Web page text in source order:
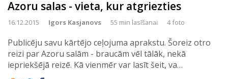
Azoru salas - vieta, kur atgriezties
16.12.2015 Igors Kasjanovs 55 min lasīšanai 4 foto
Publicēju savu kārtējo ceļojuma aprakstu. Šoreiz otro
reizi par Azoru salām - braucām vēl tālāk, nekā
iepriekšējā reizē. Kā vienmēr var lasīt šeit, va…